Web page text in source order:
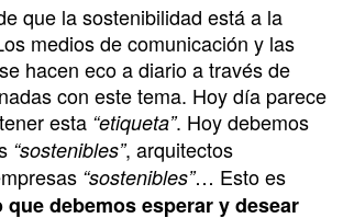
que la sostenibilidad está a la
medios de comunicación y las
hacen eco a diario a través de
con este tema. Hoy día parece
esta “etiqueta”. Hoy debemos
“sostenibles”, arquitectos
“sostenibles”… Esto es
que debemos esperar y desear